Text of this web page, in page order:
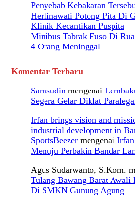
Penyebab Kebakaran
Herlinawati Potong Pita Di
Klinik Kecantikan Puspita
Minibus Tabrak Fuso Di
4 Orang Meninggal
Komentar Terbaru
Samsudin mengenai
Segera Gelar Diklat
Irfan brings vision and
industrial development in
SportsBeezer mengenai
Menuju Perbakin Bandar
Agus Sudarwanto, S.Kom.
Tulang Bawang Barat Awali
Di SMKN Gunung Agung